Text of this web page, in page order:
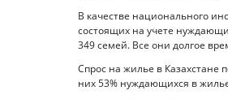
В качестве национального
состоящих на учете
349 семей. Все они долгое
Спрос на жилье в Казахстане
них 53% нуждающихся в